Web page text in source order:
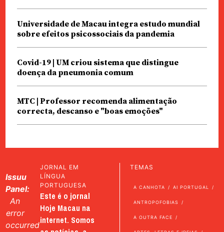
Universidade de Macau integra estudo mundial
sobre efeitos psicossociais da pandemia
Covid-19 | UM criou sistema que distingue
doença da pneumonia comum
MTC | Professor recomenda alimentação
correcta, descanso e "boas emoções"
Issuu
Panel:
An
error
occurred
JORNAL EM
LÍNGUA
PORTUGUESA
Este é o jornal
Hoje Macau na
internet. Somos
TEMAS
A CANHOTA AI PORTUGAL
ANTROPOFOBIAS
A OUTRA FACE